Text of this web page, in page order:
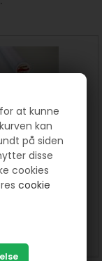
at kunne
kan
på siden
disse
cookies
cookie
- Strygeindlæg
lim H 200